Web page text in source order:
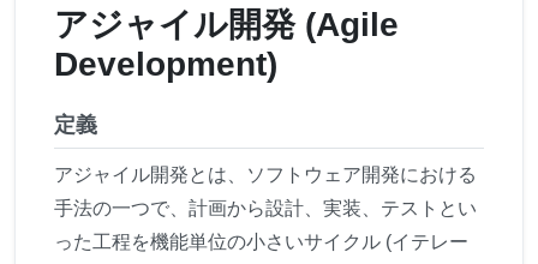
アジャイル開発 (Agile
Development)
定義
アジャイル開発とは、ソフトウェア開発における
手法の一つで、計画から設計、実装、テストとい
った工程を機能単位の小さいサイクル (イテレー